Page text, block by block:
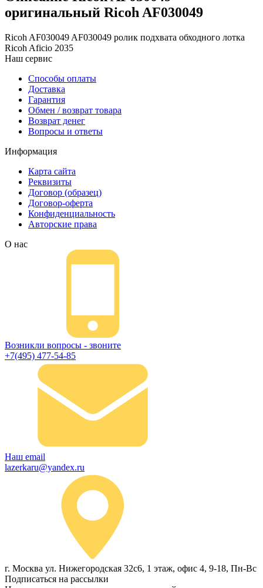
оригинальный Ricoh AF030049
Ricoh AF030049 AF030049 ролик подхвата обходного лотка
Ricoh Aficio 2035
Наш сервис
Способы оплаты
Доставка
Гарантия
Обмен / возврат товара
Возврат денег
Вопросы и ответы
Информация
Карта сайта
Реквизиты
Договор (образец)
Договор-оферта
Конфиденциальность
Авторские права
О нас
Возникли вопросы - звоните
+7(495) 477-54-85
Наш email
lazerkaru@yandex.ru
г. Москва ул. Нижегородская 32с6, 1 этаж, офис 4, 9-18, Пн-Вс
Подписаться на рассылки